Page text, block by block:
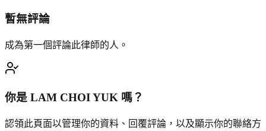
暫無評論
成為第一個評論此律師的人。
你是 LAM CHOI YUK 嗎？
認領此頁面以管理你的資料、回覆評論，以及顯示你的聯絡方